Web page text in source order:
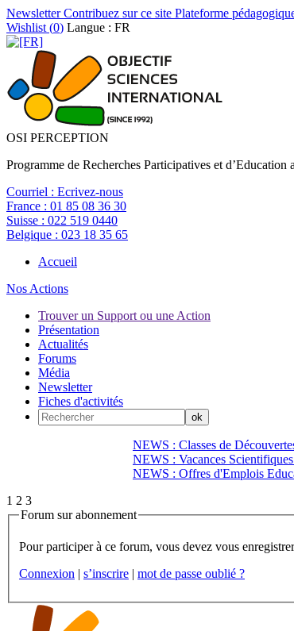
NewsletterContribuez sur ce site Plateforme
Wishlist (0) Langue : FR
OSI PERCEPTION
Programme de Recherches Participatives et
Courriel : Ecrivez-nous
France : 01 85 08 36 30
Suisse : 022 519 0440
Belgique : 023 18 35 65
Accueil
Nos Actions
Trouver un Support ou une Action
Présentation
Actualités
Forums
Média
Newsletter
Fiches d'activités
NEWS : Classes de
NEWS : Vacances
NEWS : Offres d'Emplois
1 2 3
Forum sur abonnement
Connexion | s’inscrire | mot de passe oublié ?